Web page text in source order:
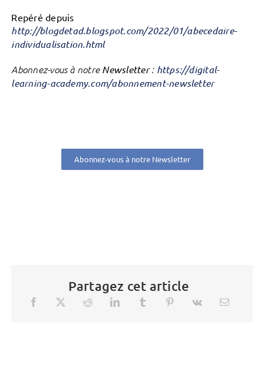
Repéré depuis
http://blogdetad.blogspot.com/2022/01/abecedaire-
individualisation.html
Abonnez-vous à notre Newsletter: https://digital-
learning-academy.com/abonnement-newsletter
Abonnez-vous à notre Newsletter
Partagez cet article